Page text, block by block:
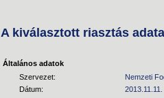
A kiválasztott riasztás
Általános adatok
Szervezet:
Nemzeti
Dátum:
2013.11.11.